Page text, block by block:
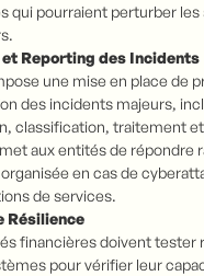
qui pourraient perturber les
Reporting des Incidents
une mise en place de
des incidents majeurs,
classification, traitement
aux entités de répondre
en cas de
de services.
Résilience
financières doivent tester
pour vérifier leur